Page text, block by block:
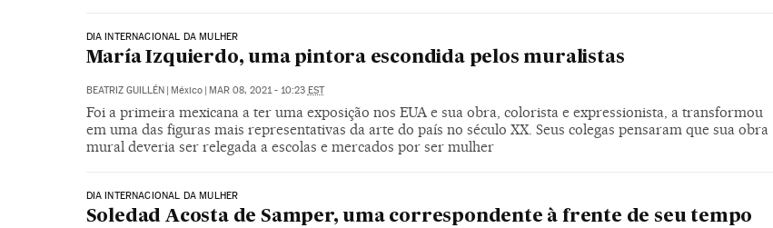
DIA INTERNACIONAL DA MULHER
María Izquierdo, uma pintora escondida pelos muralistas
BEATRIZ GUILLÉN México MAR 08, 2021 - 10:23 EST
Foi a primeira mexicana a ter uma exposição nos EUA e sua obra, colorista e expressionista, a transformou
em uma das figuras mais representativas da arte do país no século XX. Seus colegas pensaram que sua obra
mural deveria ser relegada a escolas e mercados por ser mulher
DIA INTERNACIONAL DA MULHER
Soledad Acosta de Samper, uma correspondente à frente de seu tempo